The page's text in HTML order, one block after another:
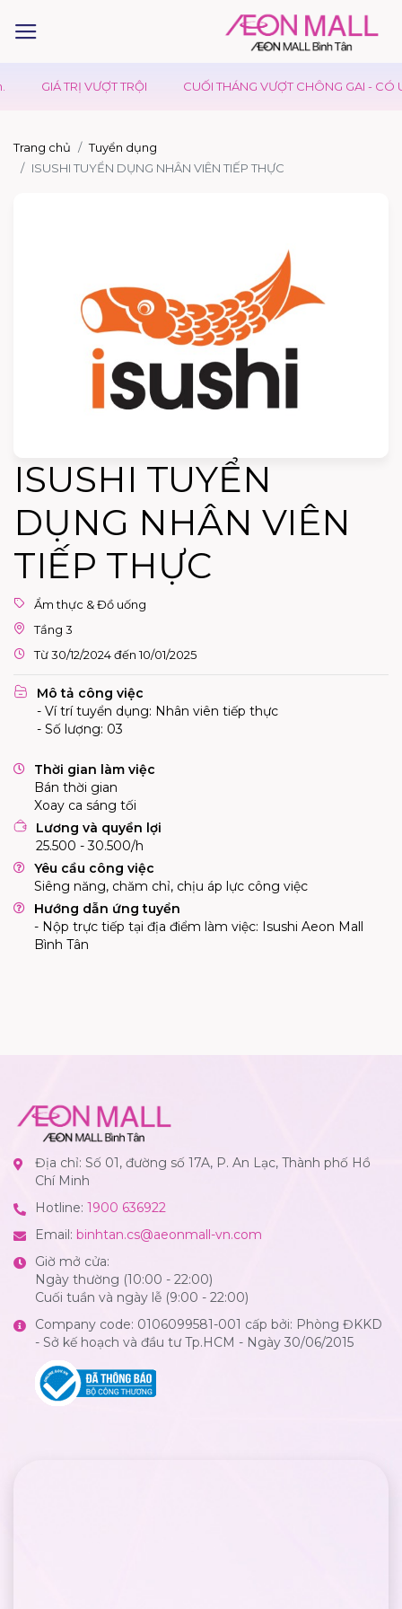
GIÁ TRỊ VƯỢT TRỘI CUỐI THÁNG VƯỢT CHÔNG GAI - CÓ
Trang chủ
Tuyển dụng
ISUSHI TUYỂN DỤNG NHÂN VIÊN TIẾP THỰC
ISUSHI TUYỂN
DỤNG NHÂN VIÊN
TIẾP THỰC
Ẩm thực & Đồ uống
Tầng 3
Từ 30/12/2024 đến 10/01/2025
Mô tả công việc
- Ví trí tuyển dụng: Nhân viên tiếp thực
- Số lượng: 03
Thời gian làm việc
Bán thời gian
Xoay ca sáng tối
Lương và quyền lợi
25.500 - 30.500/h
Yêu cầu công việc
Siêng năng, chăm chỉ, chịu áp lực công việc
Hướng dẫn ứng tuyển
- Nộp trực tiếp tại địa điểm làm việc: Isushi Aeon Mall
Bình Tân
Địa chỉ: Số 01, đường số 17A, P. An Lạc, Thành phố Hồ
Chí Minh
Hotline: 1900 636922
Email: binhtan.cs@aeonmall-vn.com
Giờ mở cửa:
Ngày thường (10:00 - 22:00)
Cuối tuần và ngày lễ (9:00 - 22:00)
Company code: 0106099581-001 cấp bởi: Phòng ĐKKD
- Sở kế hoạch và đầu tư Tp.HCM - Ngày 30/06/2015